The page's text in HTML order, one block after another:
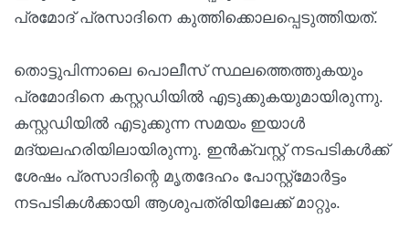
പ്രമോദ് പ്രസാദിനെ കുത്തിക്കൊലപ്പെടുത്തിയത്.
തൊട്ടുപിന്നാലെ പൊലീസ് സ്ഥലത്തെത്തുകയും
പ്രമോദിനെ കസ്റ്റഡിയില്‍ എടുക്കുകയുമായിരുന്നു.
കസ്റ്റഡിയില്‍ എടുക്കുന്ന സമയം ഇയാള്‍
മദ്യലഹരിയിലായിരുന്നു. ഇന്‍ക്വസ്റ്റ് നടപടികള്‍ക്ക്
ശേഷം പ്രസാദിന്റെ മൃതദേഹം പോസ്റ്റ്‌മോര്‍ട്ടം
നടപടികള്‍ക്കായി ആശുപത്രിയിലേക്ക് മാറ്റും.